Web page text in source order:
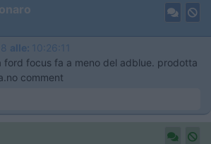
alle: 10:26:11
focus fa a meno del adblue. prodotta
comment